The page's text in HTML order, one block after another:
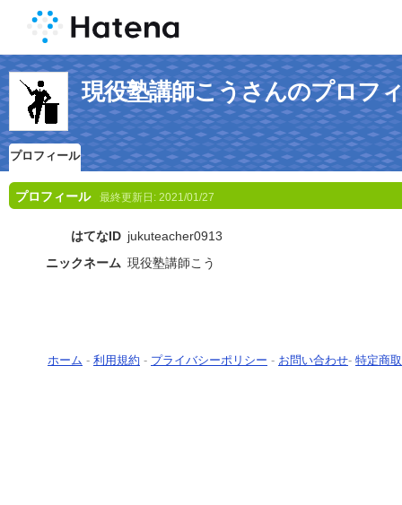
現役塾講師こうさんのプロフ
プロフィール
プロフィール 最終更新日: 2021/01/27
はてなID jukuteacher0913
ニックネーム 現役塾講師こう
ホーム - 利用規約 - プライバシーポリシー - お問い合わせ- 特定商